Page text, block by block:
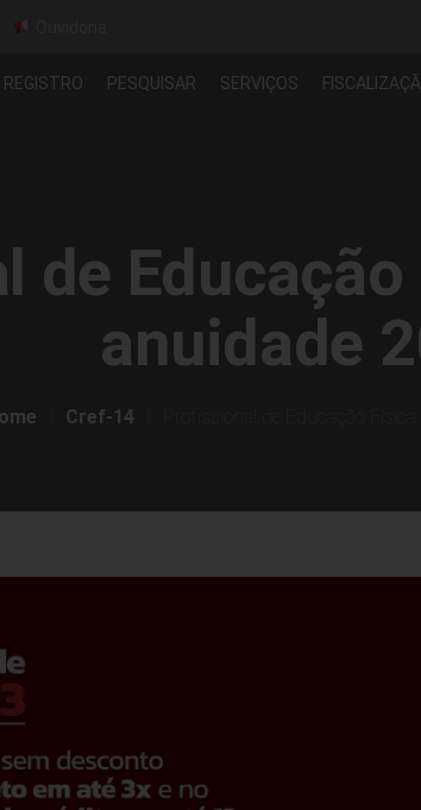
REGISTRO PESQUISAR SERVIÇOS
de
anuidade
Cref-14